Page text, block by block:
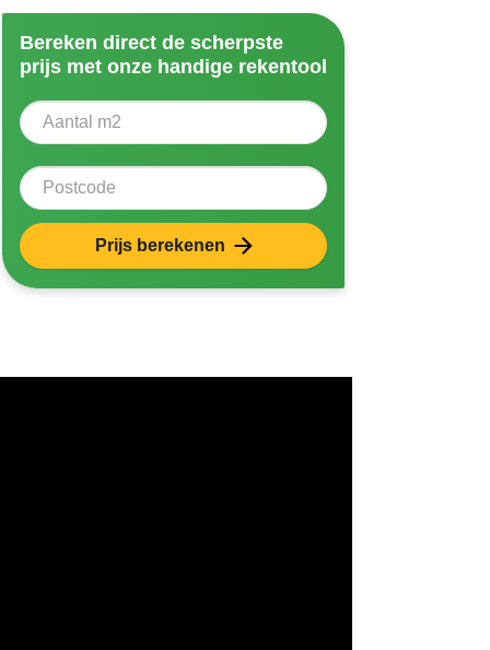
Bereken direct de scherpste
prijs met onze handige rekentool
Aantal vierkante meter
Postcode
Prijs berekenen